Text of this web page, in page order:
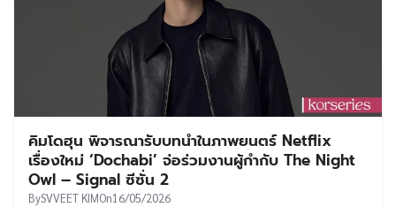
คิมโดฮุน พิจารณารับบทนำในภาพยนตร์ Netflix
เรื่องใหม่ ‘Dochabi’ จ่อร่วมงานผู้กำกับ The Night
Owl – Signal ซีซั่น 2
BySVVEET KIMOn16/05/2026